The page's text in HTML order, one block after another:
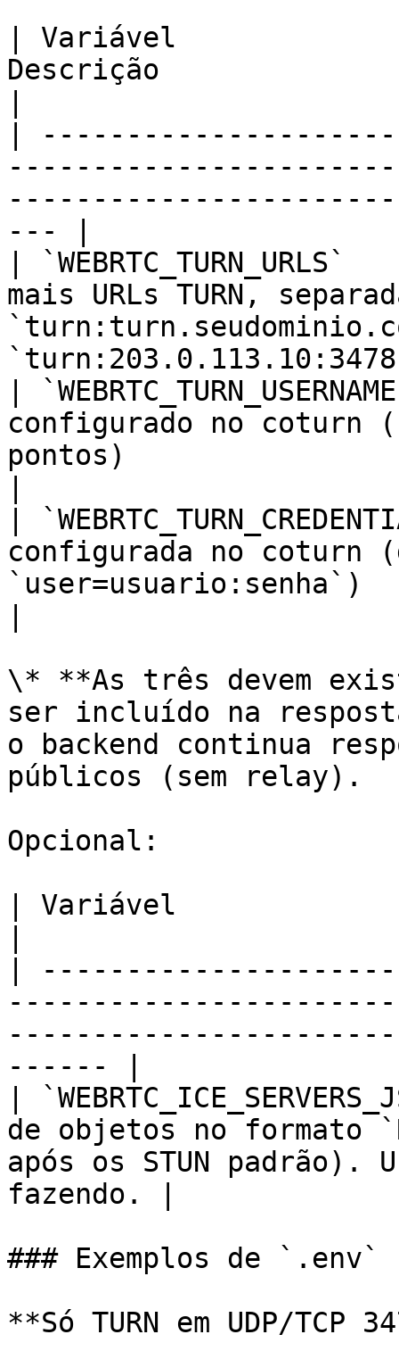
| Variável
Descrição
|
--- |
|
mais URLs TURN,
|
configurado no coturn
pontos)
|
configurada no coturn
`user=usuario:senha`)
\* **As três devem
ser incluído na
o backend continua
públicos (sem relay).
Opcional:
| Variável
|
------ |
|
de objetos no formato
após os STUN padrão).
fazendo. |
### Exemplos de `.env`
**Só TURN em UDP/TCP